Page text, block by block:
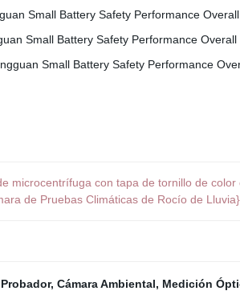
microcentrífuga con tapa de tornillo de color
de Pruebas Climáticas de Rocío de Lluvia}
, Cámara Ambiental, Medición